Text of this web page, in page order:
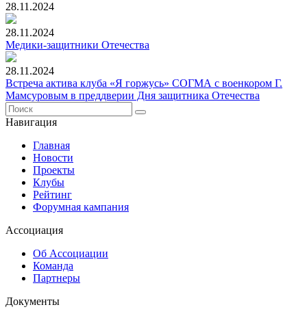
28.11.2024
28.11.2024
Медики-защитники Отечества
28.11.2024
Встреча актива клуба «Я горжусь» СОГМА с военкором Г.
Мамсуровым в преддверии Дня защитника Отечества
Навигация
Главная
Новости
Проекты
Клубы
Рейтинг
Форумная кампания
Ассоциация
Об Ассоциации
Команда
Партнеры
Документы